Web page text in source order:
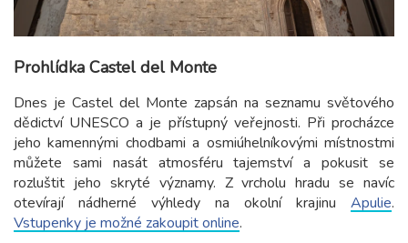
Prohlídka Castel del Monte
Dnes je Castel del Monte zapsán na seznamu světového
dědictví UNESCO a je přístupný veřejnosti. Při procházce
jeho kamennými chodbami a osmiúhelníkovými místnostmi
můžete sami nasát atmosféru tajemství a pokusit se
rozluštit jeho skryté významy. Z vrcholu hradu se navíc
otevírají nádherné výhledy na okolní krajinu Apulie.
Vstupenky je možné zakoupit online.